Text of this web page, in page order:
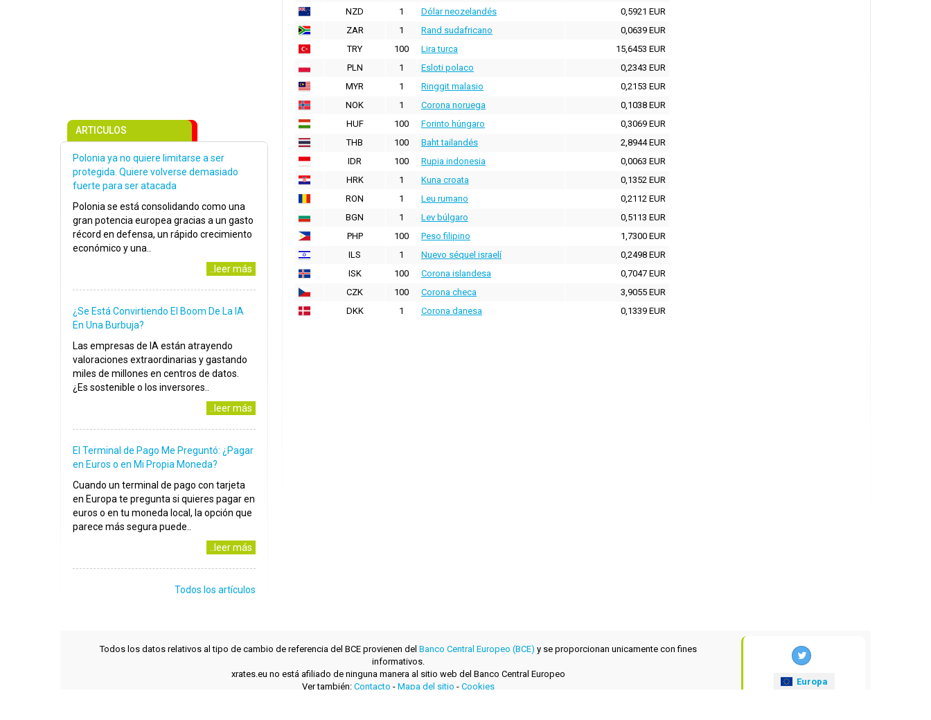
NZD
1 Dólar neozelandés
0,5921 EUR
ZAR
1 Rand sudafricano
0,0639 EUR
TRY
100 Lira turca
15,6453 EUR
PLN
1 Esloti polaco
0,2343 EUR
MYR
1 Ringgit malasio
0,2153 EUR
NOK
1 Corona noruega
0,1038 EUR
HUF
100 Forinto húngaro
0,3069 EUR
THB
100 Baht tailandés
2,8944 EUR
IDR
100 Rupia indonesia
0,0063 EUR
HRK
1 Kuna croata
0,1352 EUR
RON
1 Leu rumano
0,2112 EUR
BGN
1 Lev búlgaro
0,5113 EUR
PHP
100 Peso filipino
1,7300 EUR
ILS
1 Nuevo séquel israelí
0,2498 EUR
ISK
100 Corona islandesa
0,7047 EUR
CZK
100 Corona checa
3,9055 EUR
DKK
1 Corona danesa 0,1339 EUR
ARTICULOS
Polonia ya no quiere limitarse a ser
protegida. Quiere volverse demasiado
fuerte para ser atacada
Polonia se está consolidando como una
gran potencia europea gracias a un gasto
récord en defensa, un rápido crecimiento
económico y una..
..leer más
¿Se Está Convirtiendo El Boom De La IA
En Una Burbuja?
Las empresas de IA están atrayendo
valoraciones extraordinarias y gastando
miles de millones en centros de datos.
¿Es sostenible o los inversores..
..leer más
El Terminal de Pago Me Preguntó: ¿Pagar
en Euros o en Mi Propia Moneda?
Cuando un terminal de pago con tarjeta
en Europa te pregunta si quieres pagar en
euros o en tu moneda local, la opción que
parece más segura puede..
..leer más
Todos los artículos
Todos los datos relativos al tipo de cambio de referencia del BCE provienen del Banco Central Europeo (BCE) y se proporcionan unicamente con fines
informativos.
xrates.eu no está afiliado de ninguna manera al sitio web del Banco Central Europeo
Ver también: Contacto - Mapa del sitio - Cookies
Europa